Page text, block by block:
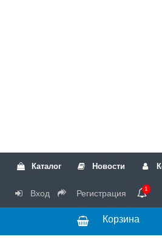
Каталог Новости
Вход Регистрация 1
Корзина